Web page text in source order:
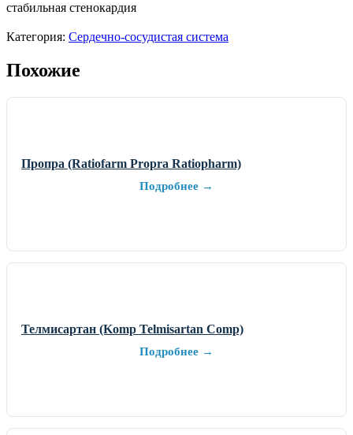
стабильная стенокардия
Категория: Сердечно-сосудистая система
Похожие
Пропра (Ratiofarm Propra Ratiopharm)
Подробнее →
Телмисартан (Komp Telmisartan Comp)
Подробнее →